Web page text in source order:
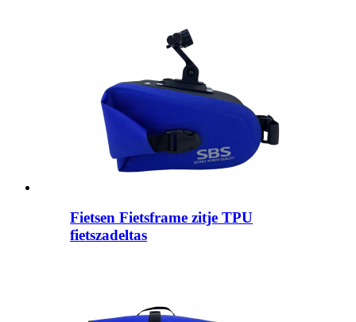
Fietsen Fietsframe zitje TPU
fietszadeltas